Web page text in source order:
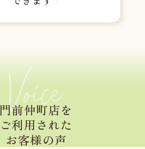
門前仲町店を
ご利用された
お客様の声